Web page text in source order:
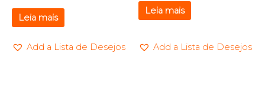
Leia mais
Add a Lista de Desejos
Leia mais
Add a Lista de Desejos